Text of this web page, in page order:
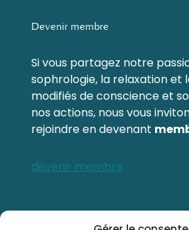
Devenir membre
Si vous partagez notre
sophrologie, la relaxation et
modifiés de conscience et
nos actions, nous vous
rejoindre en devenant
devenir membre